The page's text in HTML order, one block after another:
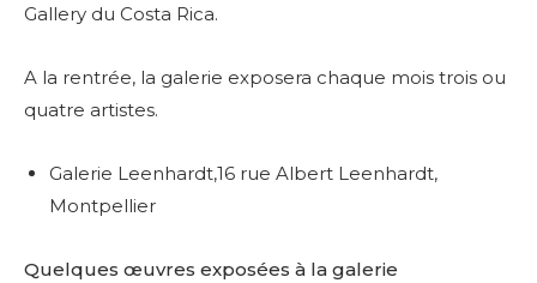
Gallery du Costa Rica.
A la rentrée, la galerie exposera chaque mois trois ou
quatre artistes.
Galerie Leenhardt,16 rue Albert Leenhardt,
Montpellier
Quelques œuvres exposées à la galerie